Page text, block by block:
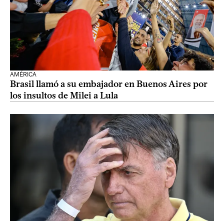
AMÉRICA
Brasil llamó a su embajador en Buenos Aires por
los insultos de Milei a Lula